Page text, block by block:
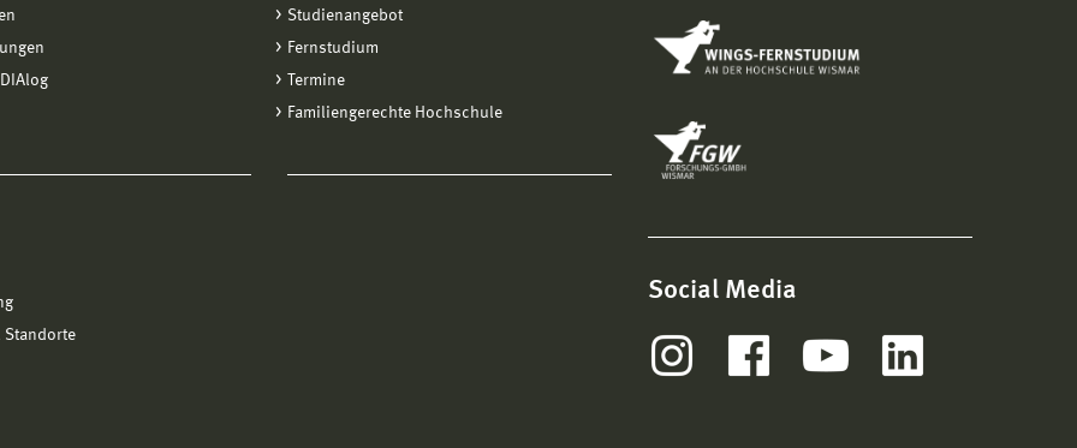
Standorte
Studienangebot
Fernstudium
Termine
Familiengerechte Hochschule
Social Media